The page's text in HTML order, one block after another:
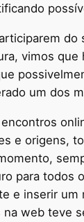
vimos
um dos
e origens,
para todos
e inserir
na web teve